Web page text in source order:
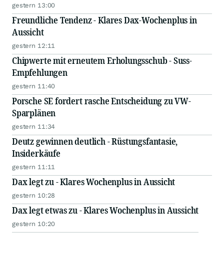
gestern 13:00
Freundliche Tendenz - Klares Dax-Wochenplus in
Aussicht
gestern 12:11
Chipwerte mit erneutem Erholungsschub - Suss-
Empfehlungen
gestern 11:40
Porsche SE fordert rasche Entscheidung zu VW-
Sparplänen
gestern 11:34
Deutz gewinnen deutlich - Rüstungsfantasie,
Insiderkäufe
gestern 11:11
Dax legt zu - Klares Wochenplus in Aussicht
gestern 10:28
Dax legt etwas zu - Klares Wochenplus in Aussicht
gestern 10:20